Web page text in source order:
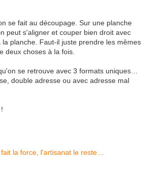
se fait au découpage. Sur une planche
peut s'aligner et couper bien droit avec
planche. Faut-il juste prendre les mêmes
deux choses à la fois.
se retrouve avec 3 formats uniques…
double adresse ou avec adresse mal